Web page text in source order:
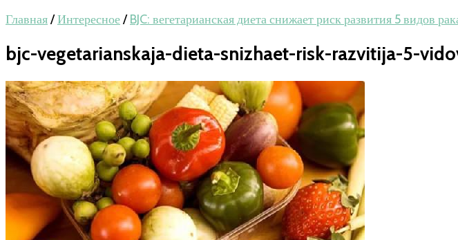
Главная/Интересное/ BJC: вегетарианская диета снижает риск развития 5 видов
bjc-vegetarianskaja-dieta-snizhaet-risk-razvitija-5-